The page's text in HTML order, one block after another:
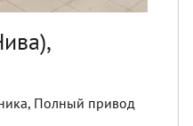
, Полный привод